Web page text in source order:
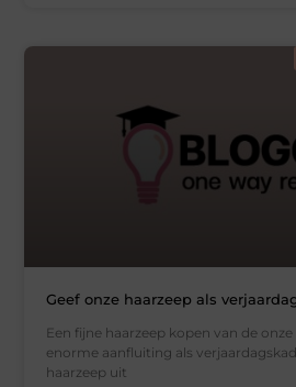
Geef onze haarzeep als
Een fijne haarzeep kopen van de
enorme aanfluiting als
haarzeep uit